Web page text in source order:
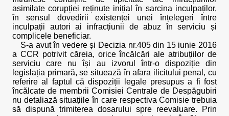
asimilate corupției reținute inițial în sarcina inculpaților,
în sensul dovedirii existenței unei înțelegeri între
inculpații autori ai infracțiunii de abuz în serviciu și
complicele beneficiar.
S-a avut în vedere și Decizia nr.405 din 15 iunie 2016
a CCR potrivit căreia, orice încălcări ale atribuțiilor de
serviciu care nu își au izvorul într-o dispoziție din
legislația primară, se situează în afara ilicitului penal, cu
referire al faptul că dispoziții legale presupus a fi fost
încălcate de membrii Comisiei Centrale de Despăgubiri
nu detaliază situațiile în care respectiva Comisie trebuia
să dispună trimiterea dosarului spre reevaluare. Prin